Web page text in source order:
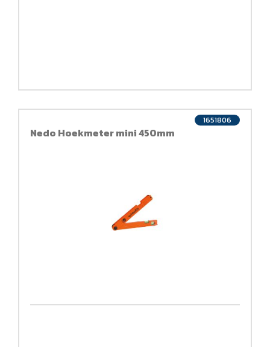
Nedo Hoekmeter mini 450mm
1651806